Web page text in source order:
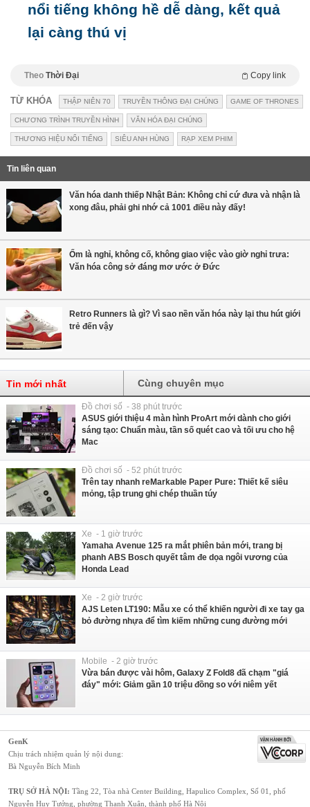
nổi tiếng không hề dễ dàng, kết quả
lại càng thú vị
Theo Thời Đại Copy link
TỪ KHÓA THẬP NIÊN 70 TRUYỀN THÔNG ĐẠI CHÚNG GAME OF THRONES
CHƯƠNG TRÌNH TRUYỀN HÌNH VĂN HÓA ĐẠI CHÚNG
THƯƠNG HIỆU NỔI TIẾNG SIÊU ANH HÙNG RẠP XEM PHIM
Tin liên quan
Văn hóa danh thiếp Nhật Bản: Không chỉ cứ đưa và nhận là
xong đâu, phải ghi nhớ cả 1001 điều này đấy!
Ốm là nghỉ, không cố, không giao việc vào giờ nghỉ trưa:
Văn hóa công sở đáng mơ ước ở Đức
Retro Runners là gì? Vì sao nền văn hóa này lại thu hút giới
trẻ đến vậy
Tin mới nhất Cùng chuyên mục
Đồ chơi số - 38 phút trước
ASUS giới thiệu 4 màn hình ProArt mới dành cho giới
sáng tạo: Chuẩn màu, tần số quét cao và tối ưu cho hệ
Mac
Đồ chơi số - 52 phút trước
Trên tay nhanh reMarkable Paper Pure: Thiết kế siêu
mỏng, tập trung ghi chép thuần túy
Xe - 1 giờ trước
Yamaha Avenue 125 ra mắt phiên bản mới, trang bị
phanh ABS Bosch quyết tâm đe dọa ngôi vương của
Honda Lead
Xe - 2 giờ trước
AJS Leten LT190: Mẫu xe có thể khiến người đi xe tay ga
bỏ đường nhựa để tìm kiếm những cung đường mới
Mobile - 2 giờ trước
Vừa bán được vài hôm, Galaxy Z Fold8 đã chạm "giá
đáy" mới: Giảm gần 10 triệu đồng so với niêm yết
GenK
Chịu trách nhiệm quản lý nội dung:
Bà Nguyễn Bích Minh
TRỤ SỞ HÀ NỘI: Tầng 22, Tòa nhà Center Building, Hapulico Complex, Số 01, phố
Nguyễn Huy Tưởng, phường Thanh Xuân, thành phố Hà Nội